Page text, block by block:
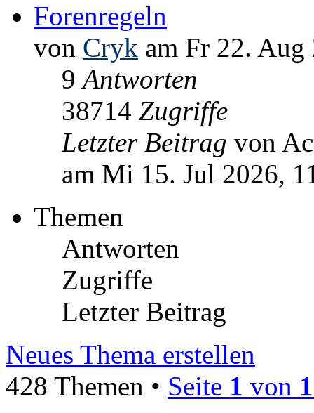
Forenregeln
von Cryk am Fr 22.
9Antworten
38714 Zugriffe
Letzter Beitrag von
am Mi 15. Jul 2026,
Themen
Antworten
Zugriffe
Letzter Beitrag
Neues Thema erstellen
428 Themen • Seite 1 von